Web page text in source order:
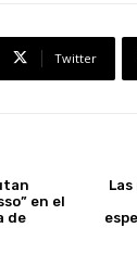
Twitter
en el
de